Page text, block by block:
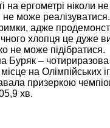
на ергометрі ніколи
може реалізуватися.
адже
хлопця це дуже
не може підібратися.
– чотириразова
на Олімпійських
призеркою
хв.